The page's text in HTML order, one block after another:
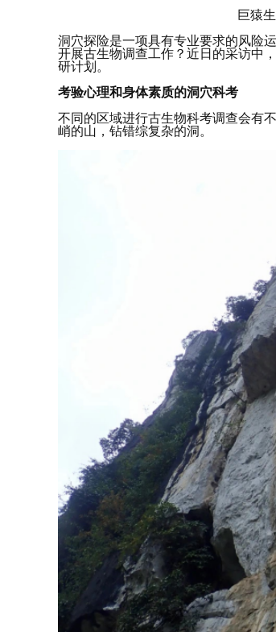
巨猿
洞穴探险是一项具有专业要求的风险
开展古生物调查工作？近日的采访中
研计划。
考验心理和身体素质的洞穴科考
不同的区域进行古生物科考调查会有
峭的山，钻错综复杂的洞。